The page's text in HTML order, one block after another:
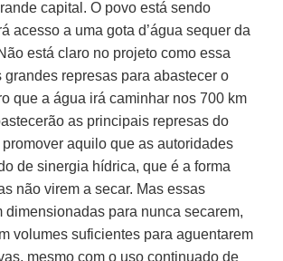
capital. O povo está sendo
acesso a uma gota d’água sequer da
está claro no projeto como essa
grandes represas para abastecer o
que a água irá caminhar nos 700 km
as principais represas do
aquilo que as autoridades
de sinergia hídrica, que é a forma
não virem a secar. Mas essas
dimensionadas para nunca secarem,
volumes suficientes para aguentarem
mesmo com o uso continuado de